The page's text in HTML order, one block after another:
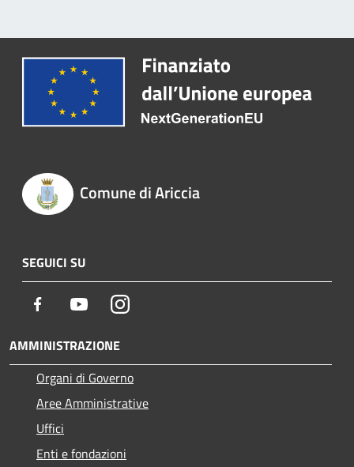
Comune di Ariccia
SEGUICI SU
Facebook YoutubeInstagram
AMMINISTRAZIONE
Organi di Governo
Aree Amministrative
Uffici
Enti e fondazioni